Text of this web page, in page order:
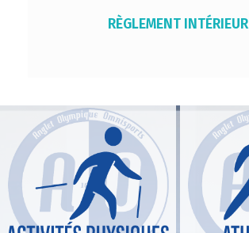
RÈGLEMENT INTÉRIEUR